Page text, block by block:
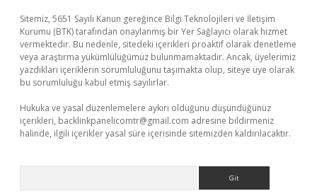
Sitemiz, 5651 Sayılı Kanun gereğince Bilgi Teknolojileri ve İletişim
Kurumu (BTK) tarafından onaylanmış bir Yer Sağlayıcı olarak hizmet
vermektedir. Bu nedenle, sitedeki içerikleri proaktif olarak denetleme
veya araştırma yükümlülüğümüz bulunmamaktadır. Ancak, üyelerimiz
yazdıkları içeriklerin sorumluluğunu taşımakta olup, siteye üye olarak
bu sorumluluğu kabul etmiş sayılırlar.
Hukuka ve yasal düzenlemelere aykırı olduğunu düşündüğünüz
içerikleri, backlinkpanelicomtr@gmail.com adresine bildirmeniz
halinde, ilgili içerikler yasal süre içerisinde sitemizden kaldırılacaktır.